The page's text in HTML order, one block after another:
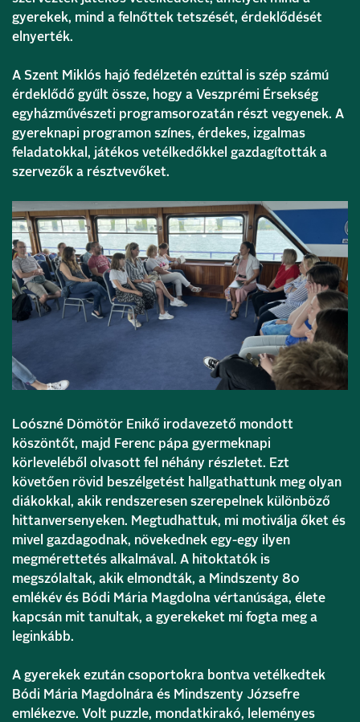
gyerekek, mind a felnőttek tetszését, érdeklődését
elnyerték.
A Szent Miklós hajó fedélzetén ezúttal is szép számú
érdeklődő gyűlt össze, hogy a Veszprémi Érsekség
egyházművészeti programsorozatán részt vegyenek. A
gyereknapi programon színes, érdekes, izgalmas
feladatokkal, játékos vetélkedőkkel gazdagították a
szervezők a résztvevőket.
Loószné Dömötör Enikő irodavezető mondott
köszöntőt, majd Ferenc pápa gyermeknapi
körleveléből olvasott fel néhány részletet. Ezt
követően rövid beszélgetést hallgathattunk meg olyan
diákokkal, akik rendszeresen szerepelnek különböző
hittanversenyeken. Megtudhattuk, mi motiválja őket és
mivel gazdagodnak, növekednek egy-egy ilyen
megmérettetés alkalmával. A hitoktatók is
megszólaltak, akik elmondták, a Mindszenty 80
emlékév és Bódi Mária Magdolna vértanúsága, élete
kapcsán mit tanultak, a gyerekeket mi fogta meg a
leginkább.
A gyerekek ezután csoportokra bontva vetélkedtek
Bódi Mária Magdolnára és Mindszenty Józsefre
emlékezve. Volt puzzle, mondatkirakó, leleményes